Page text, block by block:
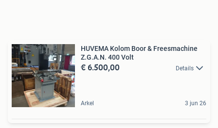
HUVEMA Kolom Boor & Freesmachine
Z.G.A.N. 400 Volt
€ 6.500,00 Details
Arkel 3 jun 26